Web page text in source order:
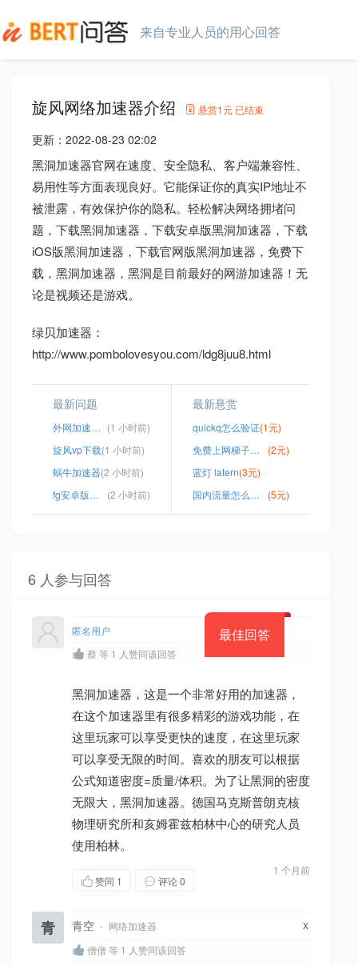
来自专业人员的用心回答
旋风网络加速器介绍 悬赏1元 已结束
更新： 2022-08-23 02:02
黑洞加速器官网在速度、安全隐私、客户端兼容性、
易用性等方面表现良好。它能保证你的真实IP地址不
被泄露，有效保护你的隐私。轻松解决网络拥堵问
题，下载黑洞加速器，下载安卓版黑洞加速器，下载
iOS版黑洞加速器，下载官网版黑洞加速器，免费下
载，黑洞加速器，黑洞是目前最好的网游加速器！无
论是视频还是游戏。
绿贝加速器：
http://www.pombolovesyou.com/ldg8juu8.html
最新问题
外网加速器试用七天 (1 小时前)
旋风vp下载(1 小时前)
蜗牛加速器(2 小时前)
fg安卓版下载
(2 小时前)
最新悬赏
quickq怎么验证(1元)
免费上网梯子软件
(2元)
蓝灯 latern(3元)
国内流量怎么玩ins
(5元)
6 人参与回答
最佳回答
匿名用户
蔡 等 1 人赞同该回答
黑洞加速器，这是一个非常好用的加速器，
在这个加速器里有很多精彩的游戏功能，在
这里玩家可以享受更快的速度，在这里玩家
可以享受无限的时间。喜欢的朋友可以根据
公式知道密度=质量/体积。为了让黑洞的密度
无限大，黑洞加速器。德国马克斯普朗克核
物理研究所和亥姆霍兹柏林中心的研究人员
使用柏林。
1 个月前
赞同 1 评论 0
青 青空 · 网络加速器 x
僧僧 等 1 人赞同该回答